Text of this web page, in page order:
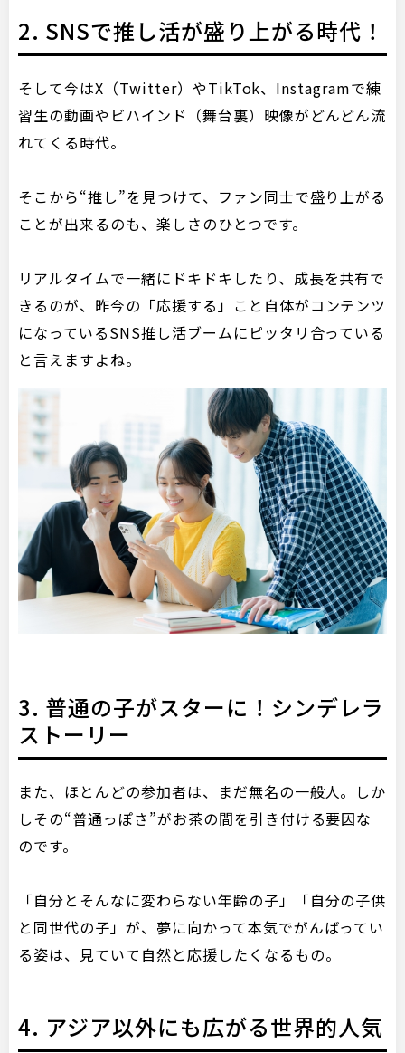
2. SNSで推し活が盛り上がる時代！
そして今はX（Twitter）やTikTok、Instagramで練
習生の動画やビハインド（舞台裏）映像がどんどん流
れてくる時代。
そこから“推し”を見つけて、ファン同士で盛り上がる
ことが出来るのも、楽しさのひとつです。
リアルタイムで一緒にドキドキしたり、成長を共有で
きるのが、昨今の「応援する」こと自体がコンテンツ
になっているSNS推し活ブームにピッタリ合っている
と言えますよね。
3. 普通の子がスターに！シンデレラ
ストーリー
また、ほとんどの参加者は、まだ無名の一般人。しか
しその“普通っぽさ”がお茶の間を引き付ける要因な
のです。
「自分とそんなに変わらない年齢の子」「自分の子供
と同世代の子」が、夢に向かって本気でがんばってい
る姿は、見ていて自然と応援したくなるもの。
4. アジア以外にも広がる世界的人気